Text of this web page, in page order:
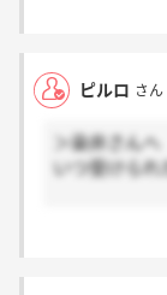
ピルロ さん
＞染井さんへ
いつ受けら